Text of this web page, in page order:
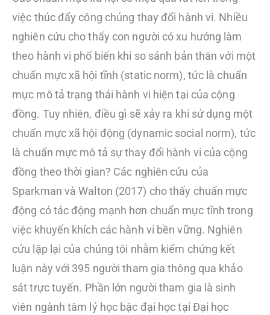
việc thúc đẩy công chúng thay đổi hành vi. Nhiều
nghiên cứu cho thấy con người có xu hướng làm
theo hành vi phổ biến khi so sánh bản thân với một
chuẩn mực xã hội tĩnh (static norm), tức là chuẩn
mực mô tả trạng thái hành vi hiện tại của cộng
đồng. Tuy nhiên, điều gì sẽ xảy ra khi sử dụng một
chuẩn mực xã hội động (dynamic social norm), tức
là chuẩn mực mô tả sự thay đổi hành vi của cộng
đồng theo thời gian? Các nghiên cứu của
Sparkman và Walton (2017) cho thấy chuẩn mực
động có tác động mạnh hơn chuẩn mực tĩnh trong
việc khuyến khích các hành vi bền vững. Nghiên
cứu lặp lại của chúng tôi nhằm kiểm chứng kết
luận này với 395 người tham gia thông qua khảo
sát trực tuyến. Phần lớn người tham gia là sinh
viên ngành tâm lý học bậc đại học tại Đại học